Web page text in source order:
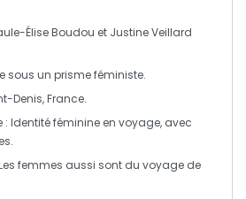
Élise Boudou et Justine Veillard
sous un prismeféministe.
Denis, France.
Identité féminine en voyage, avec
femmes aussi sont du voyage de